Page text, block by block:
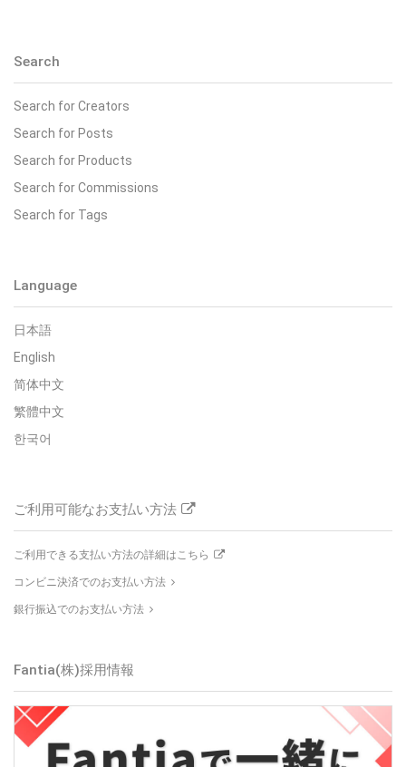
Search
Search for Creators
Search for Posts
Search for Products
Search for Commissions
Search for Tags
Language
日本語
English
简体中文
繁體中文
한국어
ご利用可能なお支払い方法
ご利用できる支払い方法の詳細はこちら
コンビニ決済でのお支払い方法
銀行振込でのお支払い方法
Fantia(株)採用情報